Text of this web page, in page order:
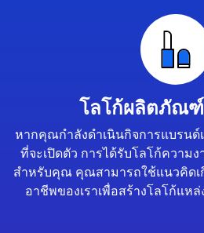
โลโก้ผลิตภัณ
หากคุณกำลังดำเนินกิจการแบรนด์
ที่จะเปิดตัว การได้รับโลโก้ความ
สำหรับคุณ คุณสามารถใช้แนวคิด
อาชีพของเราเพื่อสร้างโลโก้แห